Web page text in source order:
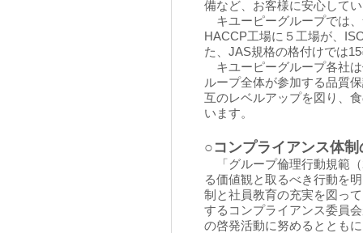
備など、お客様に安心して
キユーピーグループでは
HACCP工場に５工場が、
た、JAS規格の格付けでは
キユーピーグループ各社
ループ全体が参加する品質
互のレベルアップを図り、
います。
○コンプライアンス体制
「グループ倫理行動規範
る価値観と取るべき行動を
制と社員教育の充実を図っ
するコンプライアンス委員
の啓発活動に努めるととも